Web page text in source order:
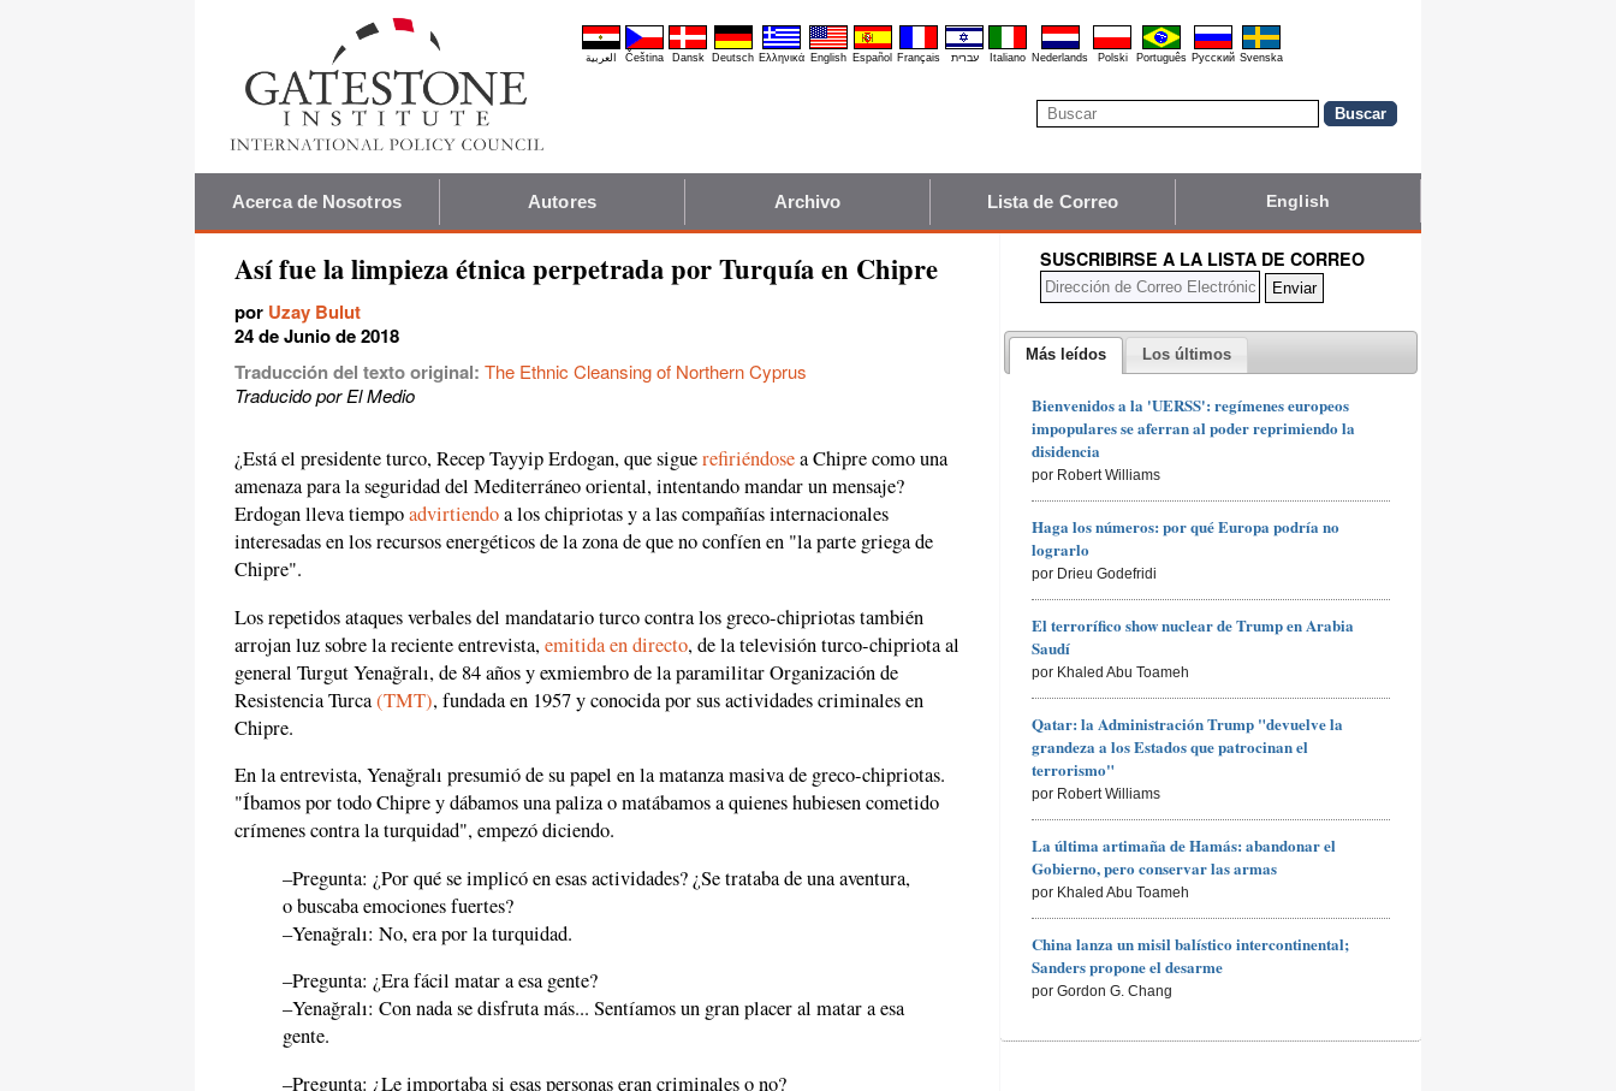
العربية Čeština Dansk Deutsch Ελληνικά English Español Français עברית Italiano Nederlands Polski Português Pyccĸий Svenska
Acerca de Nosotros Autores Archivo Lista de Correo English
Así fue la limpieza étnica perpetrada por Turquía en Chipre
por Uzay Bulut
24 de Junio de 2018
Traducción del texto original: The Ethnic Cleansing of Northern Cyprus
Traducido por El Medio
¿Está el presidente turco, Recep Tayyip Erdogan, que siguerefiriéndosea Chipre como una
amenaza para la seguridad del Mediterráneo oriental, intentando mandar un mensaje?
Erdogan lleva tiempoadvirtiendoa los chipriotas y a las compañías internacionales
interesadas en los recursos energéticos de la zona de que no confíen en "la parte griega de
Chipre".
Los repetidos ataques verbales del mandatario turco contra los greco-chipriotas también
arrojan luz sobre la reciente entrevista,emitida en directo, de la televisión turco-chipriota al
general Turgut Yenağralı, de 84 años y exmiembro de la paramilitar Organización de
Resistencia Turca(TMT), fundada en 1957 y conocida por sus actividades criminales en
Chipre.
En la entrevista, Yenağralı presumió de su papel en la matanza masiva de greco-chipriotas.
"Íbamos por todo Chipre y dábamos una paliza o matábamos a quienes hubiesen cometido
crímenes contra la turquidad", empezó diciendo.
–Pregunta: ¿Por qué se implicó en esas actividades? ¿Se trataba de una aventura,
o buscaba emociones fuertes?
–Yenağralı: No, era por la turquidad.
–Pregunta: ¿Era fácil matar a esa gente?
–Yenağralı: Con nada se disfruta más... Sentíamos un gran placer al matar a esa
gente.
–Pregunta: ¿Le importaba si esas personas eran criminales o no?
SUSCRIBIRSE A LA LISTA DE CORREO
Más leídos Los últimos
Bienvenidos a la 'UERSS': regímenes europeos
impopulares se aferran al poder reprimiendo la
disidencia
por Robert Williams
Haga los números: por qué Europa podría no
lograrlo
por Drieu Godefridi
El terrorífico show nuclear de Trump en Arabia
Saudí
por Khaled Abu Toameh
Qatar: la Administración Trump "devuelve la
grandeza a los Estados que patrocinan el
terrorismo"
por Robert Williams
La última artimaña de Hamás: abandonar el
Gobierno, pero conservar las armas
por Khaled Abu Toameh
China lanza un misil balístico intercontinental;
Sanders propone el desarme
por Gordon G. Chang